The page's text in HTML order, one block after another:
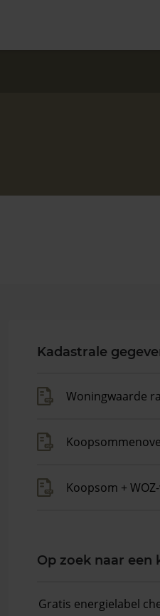
Kadastrale
Woningwaarde
Koopsom +
Op zoek naar een
Gratis energielabel